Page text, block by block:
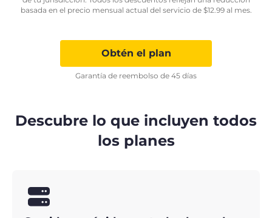
basada en el precio mensual actual del servicio de $12.99al mes.
Obtén el plan
Garantía de reembolso de 45 días
Descubre lo que incluyen todos
los planes